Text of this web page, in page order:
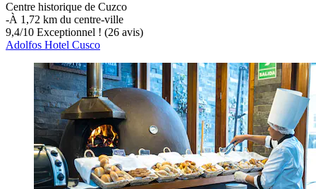
Centre historique de Cuzco
‐À 1,72 km du centre-ville
9,4/10 Exceptionnel ! (26 avis)
Adolfos Hotel Cusco